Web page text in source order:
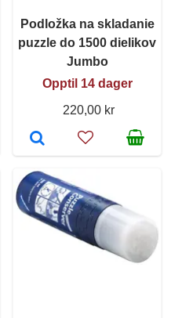
Podložka na skladanie
puzzle do 1500 dielikov
Jumbo
Opptil 14 dager
220,00 kr